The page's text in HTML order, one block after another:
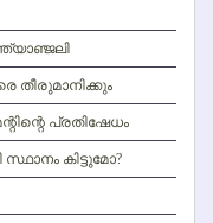
തീരുമാനിക്കും
പ്രതിഷേധം
കിട്ടുമോ?